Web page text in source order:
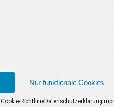
Nur funktionale Cookies
Cookie-RichtlinieDatenschutzerklärung